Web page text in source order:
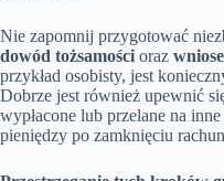
Nie zapomnij przygotować
dowód tożsamości oraz
przykład osobisty, jest
Dobrze jest również upewnić
wypłacone lub przelane na
pieniędzy po zamknięciu